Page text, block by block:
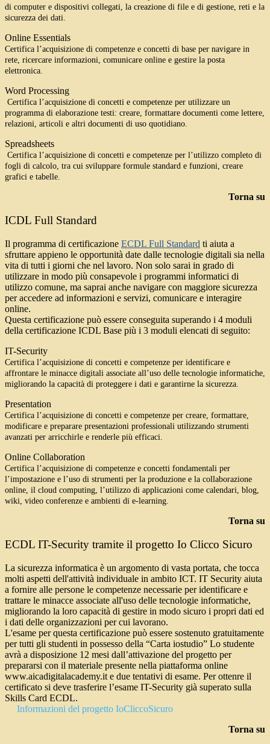
di computer e dispositivi collegati, la creazione di file e di gestione, reti e la
sicurezza dei dati.
Online Essentials
Certifica l’acquisizione di competenze e concetti di base per navigare in
rete, ricercare informazioni, comunicare online e gestire la posta
elettronica.
Word Processing
Certifica l’acquisizione di concetti e competenze per utilizzare un
programma di elaborazione testi: creare, formattare documenti come lettere,
relazioni, articoli e altri documenti di uso quotidiano.
Spreadsheets
Certifica l’acquisizione di concetti e competenze per l’utilizzo completo di
fogli di calcolo, tra cui sviluppare formule standard e funzioni, creare
grafici e tabelle.
Torna su
ICDL Full Standard
Il programma di certificazione ECDL Full Standard ti aiuta a
sfruttare appieno le opportunità date dalle tecnologie digitali sia nella
vita di tutti i giorni che nel lavoro. Non solo sarai in grado di
utilizzare in modo più consapevole i programmi informatici di
utilizzo comune, ma saprai anche navigare con maggiore sicurezza
per accedere ad informazioni e servizi, comunicare e interagire
online.
Questa certificazione può essere conseguita superando i 4 moduli
della certificazione ICDL Base più i 3 moduli elencati di seguito:
IT-Security
Certifica l’acquisizione di concetti e competenze per identificare e
affrontare le minacce digitali associate all’uso delle tecnologie informatiche,
migliorando la capacità di proteggere i dati e garantirne la sicurezza.
Presentation
Certifica l’acquisizione di concetti e competenze per creare, formattare,
modificare e preparare presentazioni professionali utilizzando strumenti
avanzati per arricchirle e renderle più efficaci.
Online Collaboration
Certifica l’acquisizione di competenze e concetti fondamentali per
l’impostazione e l’uso di strumenti per la produzione e la collaborazione
online, il cloud computing, l’utilizzo di applicazioni come calendari, blog,
wiki, video conferenze e ambienti di e-learning.
Torna su
ECDL IT-Security tramite il progetto Io Clicco Sicuro
La sicurezza informatica è un argomento di vasta portata, che tocca
molti aspetti dell'attività individuale in ambito ICT. IT Security aiuta
a fornire alle persone le competenze necessarie per identificare e
trattare le minacce associate all'uso delle tecnologie informatiche,
migliorando la loro capacità di gestire in modo sicuro i propri dati ed
i dati delle organizzazioni per cui lavorano.
L'esame per questa certificazione può essere sostenuto gratuitamente
per tutti gli studenti in possesso della “Carta iostudio” Lo studente
avrà a disposizione 12 mesi dall’attivazione del progetto per
prepararsi con il materiale presente nella piattaforma online
www.aicadigitalacademy.it e due tentativi di esame. Per ottenre il
certificato si deve trasferire l’esame IT-Security già superato sulla
Skills Card ECDL.
Informazioni del progetto IoCliccoSicuro
Torna su